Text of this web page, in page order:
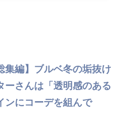
集編】ブルベ冬の垢抜け
ーさんは「透明感のある
ンにコーデを組んで